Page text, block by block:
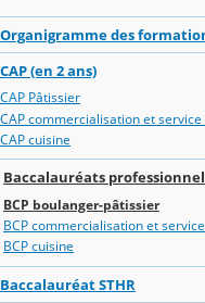
Organigramme des
CAP (en 2 ans)
CAP Pâtissier
CAP commercialisation et
CAP cuisine
Baccalauréats
BCP boulanger-pâtissier
BCP commercialisation et
BCP cuisine
Baccalauréat STHR